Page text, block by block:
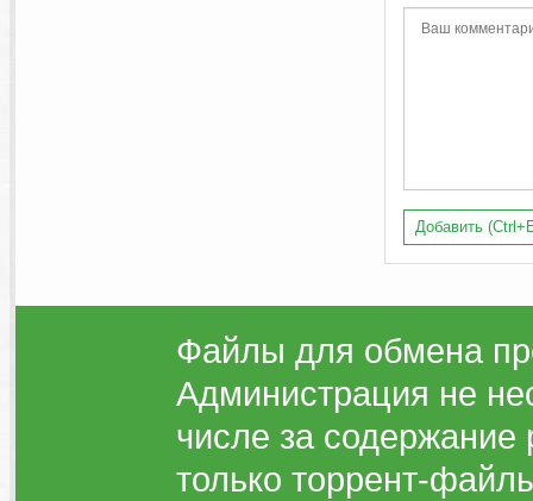
Добавить
Файлы для обмена
Администрация не
числе за
только торрент-